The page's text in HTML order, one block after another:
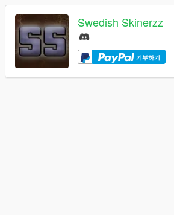
Swedish Skinerzz
기부하기